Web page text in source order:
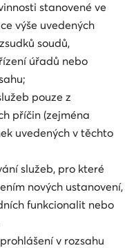
stanovené ve
výše uvedených
soudů,
úřadů nebo
pouze z
příčin (zejména
uvedených v těchto
služeb, pro které
nových ustanovení,
funkcionalit nebo
v rozsahu